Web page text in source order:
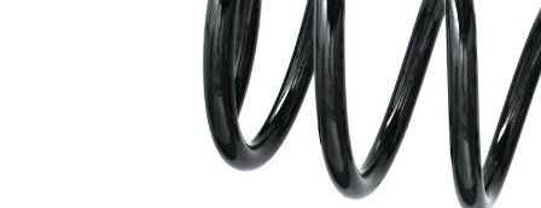
průměrem
Vnější
průměr
114 mm
Barevné
značení –
barva 1
bílá
Barevné
zelená